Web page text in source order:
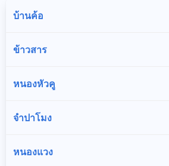
บ้านค้อ
ข้าวสาร
หนองหัวคู
จำปาโมง
หนองแวง